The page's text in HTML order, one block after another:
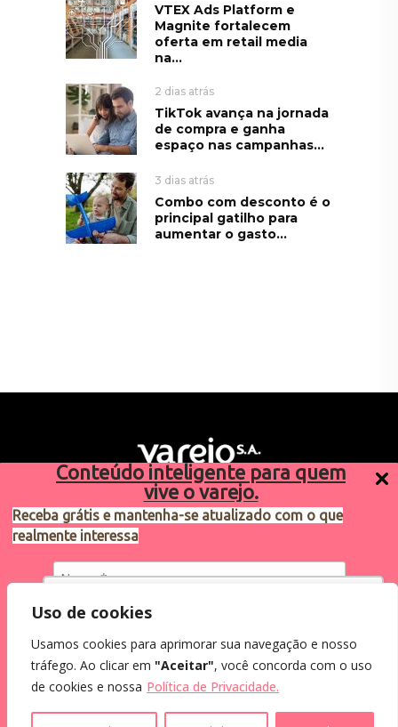
Conteúdo inteligente para quem
vive o varejo.
Receba grátis e mantenha-se atualizado com o que
realmente interessa
Eu concordo em receber comunicações.
Ao informar meus dados, eu concordo com a
Utilizamos cookies para oferecer melhor
como você interage em nosso site e
personalizar conteúdo.
Uso de cookies
Usamos cookies para aprimorar sua navegação e nosso
tráfego. Ao clicar em "Aceitar", você concorda com o uso
de cookies e nossa Política de Privacidade.
VTEX Ads Platform e
Magnite fortalecem
oferta em retail media
na...
2 dias atrás
TikTok avança na jornada
de compra e ganha
espaço nas campanhas...
3 dias atrás
Combo com desconto é o
principal gatilho para
aumentar o gasto...
Sugestões de pauta
varejosa@cndl.org.br
2024®. Todos os direitos reservados.